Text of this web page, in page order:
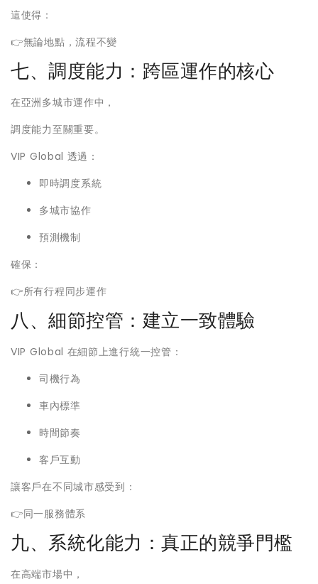
這使得：
👉無論地點，流程不變
七、調度能力：跨區運作的核心
在亞洲多城市運作中，
調度能力至關重要。
VIP Global 透過：
即時調度系統
多城市協作
預測機制
確保：
👉所有行程同步運作
八、細節控管：建立一致體驗
VIP Global 在細節上進行統一控管：
司機行為
車內標準
時間節奏
客戶互動
讓客戶在不同城市感受到：
👉同一服務體系
九、系統化能力：真正的競爭門檻
在高端市場中，